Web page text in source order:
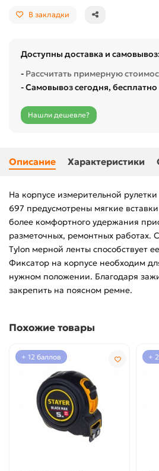
В закладки
Доступны доставка и
- Рассчитать примерную
- Самовывоз сегодня, бесплатно
Нашли дешевле?
Описание Характеристики
На корпусе измерительной
697 предусмотрены мягкие
более комфортного удержания
разметочных, ремонтных работах.
Tylon мерной ленты способствует
Фиксатор на корпусе необходим
нужном положении. Благодаря
закрепить на поясном ремне.
Похожие товары
+ 12 баллов +